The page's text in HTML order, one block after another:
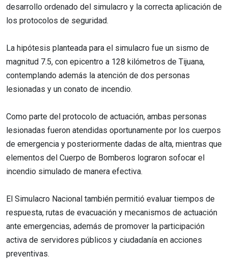
desarrollo ordenado del simulacro y la correcta aplicación de
los protocolos de seguridad.
La hipótesis planteada para el simulacro fue un sismo de
magnitud 7.5, con epicentro a 128 kilómetros de Tijuana,
contemplando además la atención de dos personas
lesionadas y un conato de incendio.
Como parte del protocolo de actuación, ambas personas
lesionadas fueron atendidas oportunamente por los cuerpos
de emergencia y posteriormente dadas de alta, mientras que
elementos del Cuerpo de Bomberos lograron sofocar el
incendio simulado de manera efectiva.
El Simulacro Nacional también permitió evaluar tiempos de
respuesta, rutas de evacuación y mecanismos de actuación
ante emergencias, además de promover la participación
activa de servidores públicos y ciudadanía en acciones
preventivas.